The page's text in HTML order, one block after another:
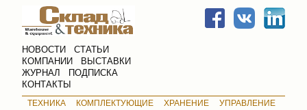
НОВОСТИ
СТАТЬИ
КОМПАНИИ
ВЫСТАВКИ
ЖУРНАЛ
ПОДПИСКА
КОНТАКТЫ
ТЕХНИКА КОМПЛЕКТУЮЩИЕ ХРАНЕНИЕ
УПРАВЛЕНИЕ